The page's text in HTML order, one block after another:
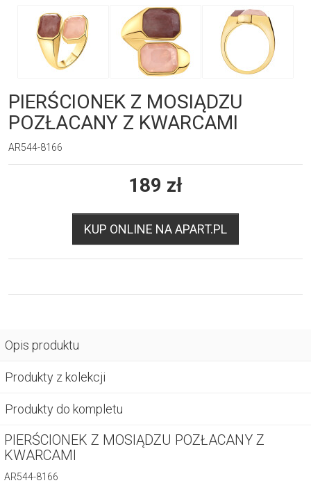
PIERŚCIONEK Z MOSIĄDZU
POZŁACANY Z KWARCAMI
AR544-8166
189 zł
KUP ONLINE NA APART.PL
Opis produktu
Produkty z kolekcji
Produkty do kompletu
PIERŚCIONEK Z MOSIĄDZU POZŁACANY Z
KWARCAMI
AR544-8166